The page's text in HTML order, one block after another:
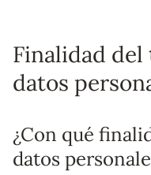
Finalidad
datos
¿Con qué
datos